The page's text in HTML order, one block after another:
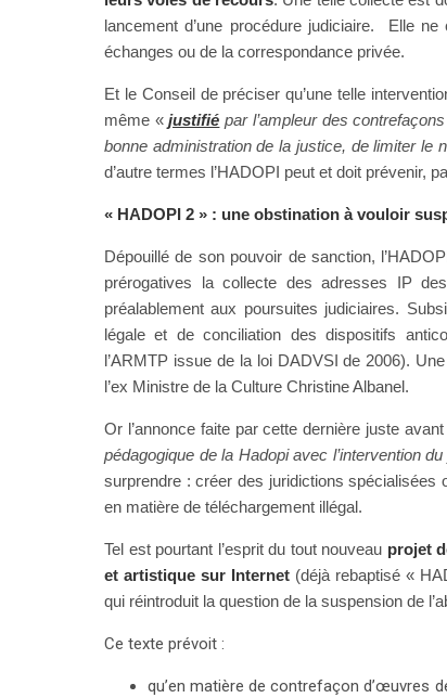
lancement d’une procédure judiciaire. Elle
échanges ou de la correspondance privée.
Et le Conseil de préciser qu’une telle
même «justifié par l’ampleur des
bonne administration de la justice, de limiter le
d’autre termes l’HADOPI peut et doit prévenir,
« HADOPI 2 » : une obstination à vouloir
Dépouillé de son pouvoir de sanction,
prérogatives la collecte des adresses IP
préalablement aux poursuites judiciaires.
légale et de conciliation des dispositifs
l’ARMTP issue de la loi DADVSI de 2006).
l’ex Ministre de la Culture Christine Albanel.
Or l’annonce faite par cette dernière juste
pédagogique de la Hadopi avec l’intervention
surprendre : créer des juridictions spécialisées
en matière de téléchargement illégal.
Tel est pourtant l’esprit du tout nouveau projet
et artistique sur Internet(déjà rebaptisé «
qui réintroduit la question de la suspension de
Ce texte prévoit :
qu’en matière de contrefaçon d’œuvres